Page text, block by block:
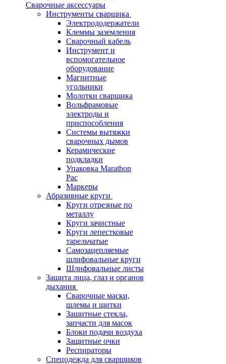
Сварочные аксессуары
Инструменты сварщика
Электрододержатели
Клеммы заземления
Сварочный кабель
Инструмент и
вспомогательное
оборудование
Магнитные
угольники
Молотки сварщика
Вольфрамовые
электроды и
приспособления
Системы вытяжки
сварочных дымов
Керамические
подкладки
Упаковка Marathon
Pac
Маркеры
Абразивные круги
Круги отрезные по
металлу
Круги зачистные
Круги лепестковые
тарельчатые
Самозацепляемые
шлифовальные круги
Шлифовальные листы
Защита лица, глаз и органов
дыхания
Сварочные маски,
шлемы и щитки
Защитные стекла,
запчасти для масок
Блоки подачи воздуха
Защитные очки
Респираторы
Спецодежда для сварщиков